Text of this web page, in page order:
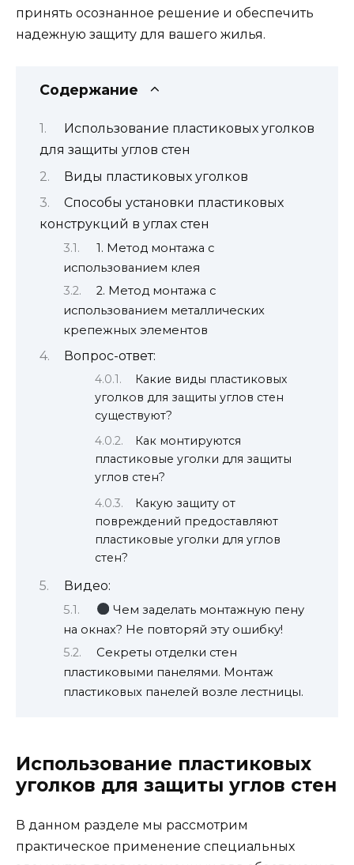
принять осознанное решение и обеспечить
надежную защиту для вашего жилья.
Содержание
Использование пластиковых уголков
для защиты углов стен
Виды пластиковых уголков
Способы установки пластиковых
конструкций в углах стен
1. Метод монтажа с
использованием клея
2. Метод монтажа с
использованием металлических
крепежных элементов
Вопрос-ответ:
Какие виды пластиковых
уголков для защиты углов стен
существуют?
Как монтируются
пластиковые уголки для защиты
углов стен?
Какую защиту от
повреждений предоставляют
пластиковые уголки для углов
стен?
Видео:
Чем заделать монтажную пену
на окнах? Не повторяй эту ошибку!
Секреты отделки стен
пластиковыми панелями. Монтаж
пластиковых панелей возле лестницы.
Использование пластиковых
уголков для защиты углов стен
В данном разделе мы рассмотрим
практическое применение специальных